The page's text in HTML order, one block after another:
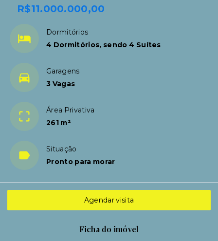
R$11.000.000,00
Dormitórios
4 Dormitórios, sendo 4 Suítes
Garagens
3 Vagas
Área Privativa
261 m²
Situação
Pronto para morar
Agendar visita
Ficha do imóvel